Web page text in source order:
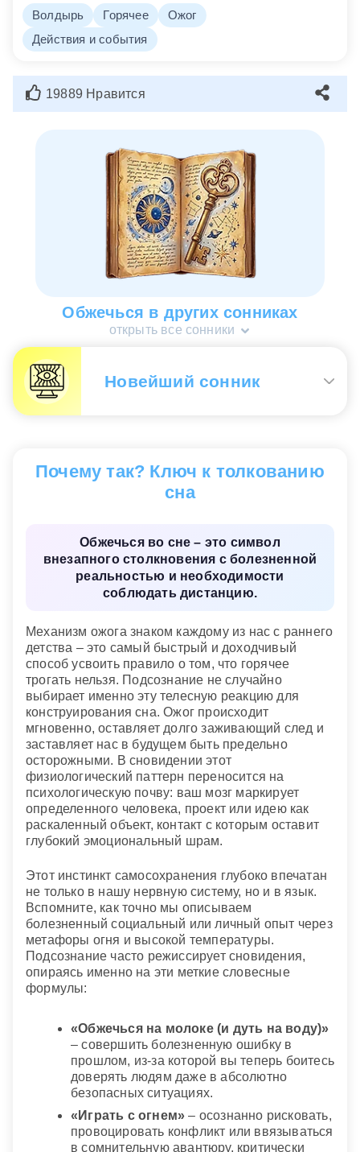
Волдырь Горячее
Ожог
Действия и события
19889 Нравится
Обжечься в других сонниках
открыть все сонники
Новейший сонник
Почему так? Ключ к толкованию
сна
Обжечься во сне – это символ
внезапного столкновения с болезненной
реальностью и необходимости
соблюдать дистанцию.
Механизм ожога знаком каждому из нас с раннего
детства – это самый быстрый и доходчивый
способ усвоить правило о том, что горячее
трогать нельзя. Подсознание не случайно
выбирает именно эту телесную реакцию для
конструирования сна. Ожог происходит
мгновенно, оставляет долго заживающий след и
заставляет нас в будущем быть предельно
осторожными. В сновидении этот
физиологический паттерн переносится на
психологическую почву: ваш мозг маркирует
определенного человека, проект или идею как
раскаленный объект, контакт с которым оставит
глубокий эмоциональный шрам.
Этот инстинкт самосохранения глубоко впечатан
не только в нашу нервную систему, но и в язык.
Вспомните, как точно мы описываем
болезненный социальный или личный опыт через
метафоры огня и высокой температуры.
Подсознание часто режиссирует сновидения,
опираясь именно на эти меткие словесные
формулы:
«Обжечься на молоке (и дуть на воду)»
– совершить болезненную ошибку в
прошлом, из-за которой вы теперь боитесь
доверять людям даже в абсолютно
безопасных ситуациях.
«Играть с огнем» – осознанно рисковать,
провоцировать конфликт или ввязываться
в сомнительную авантюру, критически